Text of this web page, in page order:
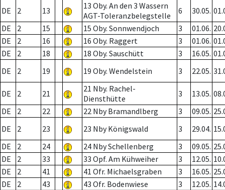
DE
2 13
13 Oby. An den 3 Wassern
AGT-Toleranzbelegstelle
6 30.05.
DE
2 15 15 Oby. Sonnwendjoch 3 01.06.
DE
2 16 16 Oby. Raggert 3 01.06.
DE
2 18 18 Oby. Sauschütt 3 16.05.
DE
2 19 19 Oby. Wendelstein 3 22.05.
DE 2 21
21 Nby. Rachel-
Diensthütte
3 13.05.
DE
2 22 22 Nby Bramandlberg 3 09.05.
DE
2 23 23 Nby Königswald 3 29.04.
DE
2 24 24 Nby Schellenberg 3 09.05.
DE
2 33 33 Opf. Am Kühweiher 3 12.05.
DE
2 41 41 Ofr. Michaelsgraben 3 16.05.
DE
2 43 43 Ofr. Bodenwiese 3 12.05.